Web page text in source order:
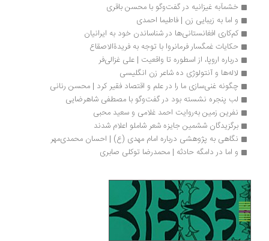
خشمآبه غیزانیه در گفت‌وگو با محسن باقری
و اما به زیبایی زن | فاطیما احمدی
کم‌کاری افغانستانی‌ها در شناساندن خود به ایرانیان
حکایات غمگسار فرمانروا با توجه به فریدةالاصقاع
درباره اروپا، از اسطوره تا واقعیت | علی غزالی‌فر
لاله‌ها و آنتولوژی ده شاعر زن انگلیسی
چگونه غنی‌سازی ما را در علم و اقتصاد فقیر کرد | محسن رنانی
لب پنجره نشسته بود در گفت‌وگو با مصطفی شاهرضایی
نفرین زمین به‌روایت احمد غلامی و سعید محبی
برگزیدگان ششمین جایزه‌ شعر شاملو اعلام شدند
نگاهی به پژوهشی درباره امام مهدی (ع) | احسان محمدی‌مهر
و اما در دامگه حادثه | محمدرضا توکلی صابری